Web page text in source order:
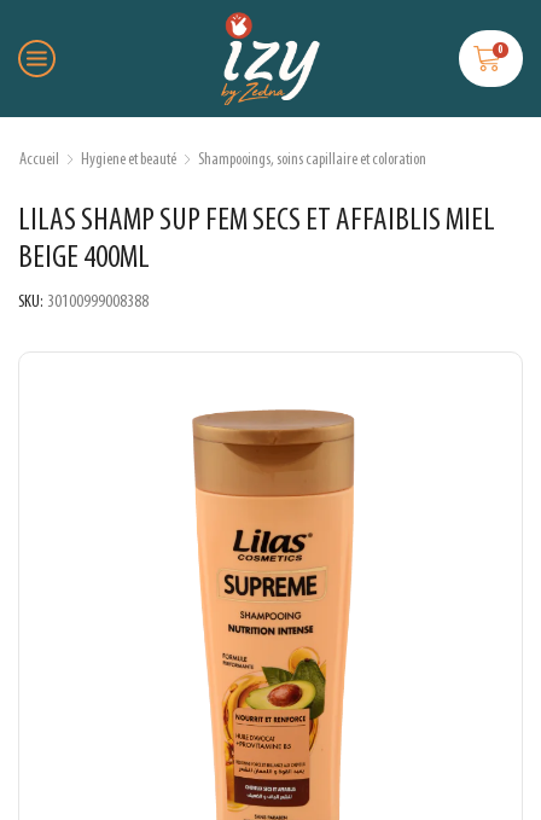
0
Accueil Hygiene et beauté Shampooings, soins capillaire et coloration
LILAS SHAMP SUP FEM SECS ET AFFAIBLIS MIEL
BEIGE 400ML
SKU: 30100999008388